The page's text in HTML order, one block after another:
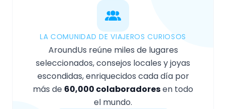
LA COMUNIDAD DE VIAJEROS CURIOSOS
AroundUs reúne miles de lugares
seleccionados, consejos locales y joyas
escondidas, enriquecidos cada día por
más de 60,000 colaboradoresen todo
el mundo.